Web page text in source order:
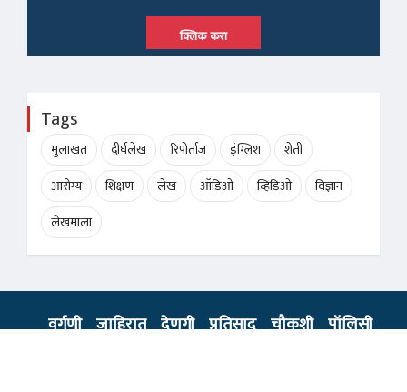
क्लिक करा
Tags
मुलाखत दीर्घलेख रिपोर्ताज इंग्लिश
शेती
आरोग्य
शिक्षण लेख ऑडिओ व्हिडिओ
विज्ञान
लेखमाला
वर्गणी जाहिरात देणगी प्रतिसाद चौकशी पॉलिसी